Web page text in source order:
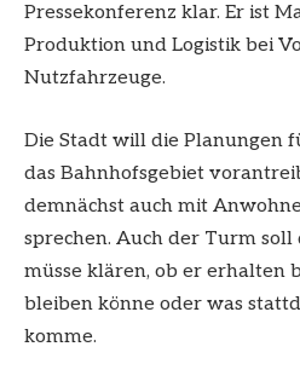
Pressekonferenz klar. Er ist
Produktion und Logistik bei
Nutzfahrzeuge.
Die Stadt will die Planungen
das Bahnhofsgebiet
demnächst auch mit
sprechen. Auch der Turm soll
müsse klären, ob er erhalten
bleiben könne oder was
komme.